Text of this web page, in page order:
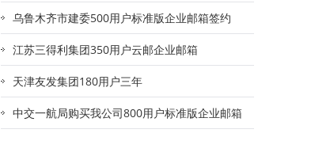
尊版企业邮箱
乌鲁木齐市建委500用户标准版企业邮箱签约
江苏三得利集团350用户云邮企业邮箱
天津友发集团180用户三年
中交一航局购买我公司800用户标准版企业邮箱